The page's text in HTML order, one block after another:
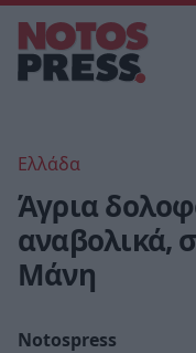
Ελλάδα
Άγρια
αναβολικά,
Μάνη
Notospress